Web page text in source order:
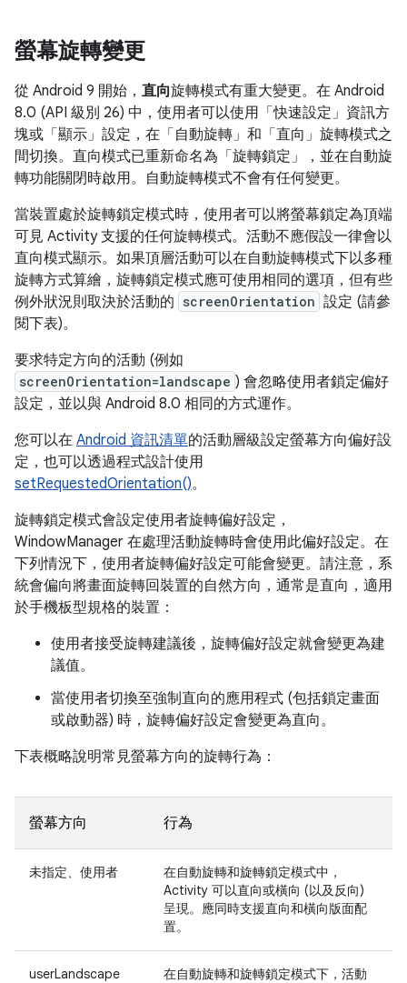
螢幕旋轉變更
從 Android 9 開始， 直向旋轉模式有重大變更。在 Android
8.0 (API 級別 26) 中，使用者可以使用「快速設定」資訊方
塊或「顯示」設定，在「自動旋轉」 和「直向」 旋轉模式之
間切換。直向模式已重新命名為「旋轉鎖定」
，並在自動旋
轉功能關閉時啟用。自動旋轉模式不會有任何變更。
當裝置處於旋轉鎖定模式時，使用者可以將螢幕鎖定為頂端
可見 Activity 支援的任何旋轉模式。活動不應假設一律會以
直向模式顯示。如果頂層活動可以在自動旋轉模式下以多種
旋轉方式算繪，旋轉鎖定模式應可使用相同的選項，但有些
例外狀況則取決於活動的 screenOrientation 設定 (請參
閱下表)。
要求特定方向的活動 (例如
screenOrientation=landscape ) 會忽略使用者鎖定偏好
設定，並以與 Android 8.0 相同的方式運作。
您可以在 Android 資訊清單的活動層級設定螢幕方向偏好設
定，也可以透過程式設計使用
setRequestedOrientation()。
旋轉鎖定模式會設定使用者旋轉偏好設定，
WindowManager 在處理活動旋轉時會使用此偏好設定。在
下列情況下，使用者旋轉偏好設定可能會變更。請注意，系
統會偏向將畫面旋轉回裝置的自然方向，通常是直向，適用
於手機板型規格的裝置：
使用者接受旋轉建議後，旋轉偏好設定就會變更為建
議值。
當使用者切換至強制直向的應用程式 (包括鎖定畫面
或啟動器) 時，旋轉偏好設定會變更為直向。
下表概略說明常見螢幕方向的旋轉行為：
螢幕方向 行為
未指定、使用者
在自動旋轉和旋轉鎖定模式中，
Activity 可以直向或橫向 (以及反向)
呈現。應同時支援直向和橫向版面配
置。
userLandscape
在自動旋轉和旋轉鎖定模式下，活動